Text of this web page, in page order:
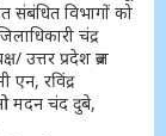
संबंधित विभागों को
चंद्र
उत्तर प्रदेश ब्रज
एन, रविंद्र
मदन चंद दुबे,